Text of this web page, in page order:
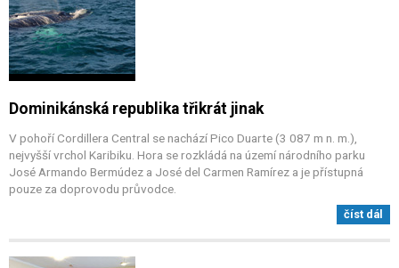
Dominikánská republika třikrát jinak
V pohoří Cordillera Central se nachází Pico Duarte (3 087 m n. m.),
nejvyšší vrchol Karibiku. Hora se rozkládá na území národního parku
José Armando Bermúdez a José del Carmen Ramírez a je přístupná
pouze za doprovodu průvodce.
číst dál